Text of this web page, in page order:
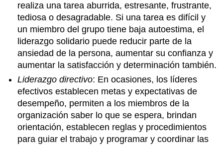
realiza una tarea aburrida, estresante, frustrante,
tediosa o desagradable. Si una tarea es difícil y
un miembro del grupo tiene baja autoestima, el
liderazgo solidario puede reducir parte de la
ansiedad de la persona, aumentar su confianza y
aumentar la satisfacción y determinación también.
Liderazgo directivo: En ocasiones, los líderes
efectivos establecen metas y expectativas de
desempeño, permiten a los miembros de la
organización saber lo que se espera, brindan
orientación, establecen reglas y procedimientos
para guiar el trabajo y programar y coordinar las